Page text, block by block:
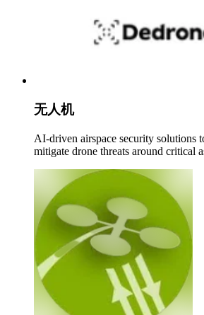
无人机
AI-driven airspace security solutions
mitigate drone threats around critical